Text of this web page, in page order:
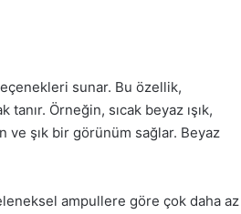
sunar. Bu özellik,
Örneğin, sıcak beyaz ışık,
ve şık bir görünüm sağlar. Beyaz
ampullere göre çok daha az